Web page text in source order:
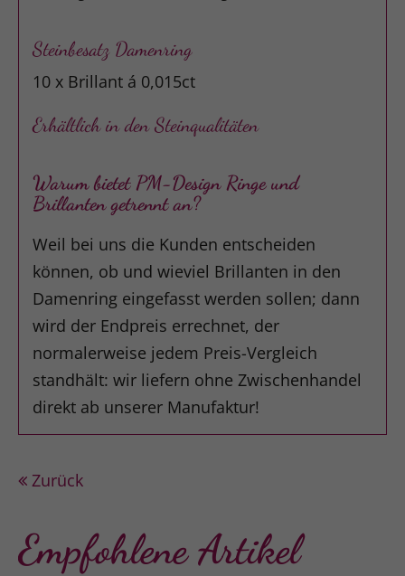
Steinbesatz Damenring
10 x Brillant á 0,015ct
Erhältlich in den Steinqualitäten
Warum bietet PM-Design Ringe und
Brillanten getrennt an?
Weil bei uns die Kunden entscheiden
können, ob und wieviel Brillanten in den
Damenring eingefasst werden sollen; dann
wird der Endpreis errechnet, der
normalerweise jedem Preis-Vergleich
standhält: wir liefern ohne Zwischenhandel
direkt ab unserer Manufaktur!
Zurück
Empfohlene Artikel